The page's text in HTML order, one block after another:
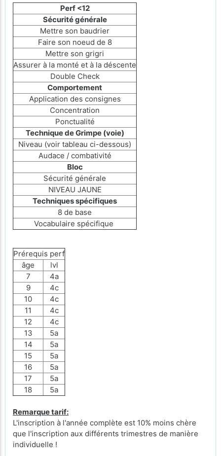
Perf <12
Sécurité générale
Mettre son baudrier
Faire son noeud de 8
Mettre son grigri
Assurer à la monté et à la déscente
Double Check
Comportement
Application des consignes
Concentration
Ponctualité
Technique de Grimpe (voie)
Niveau (voir tableau ci-dessous)
Audace / combativité
Bloc
Sécurité générale
NIVEAU JAUNE
Techniques spécifiques
8 de base
Vocabulaire spécifique
Prérequis perf
âge
lvl
7
4a
9
4c
10
4c
11
4c
12
4c
13
5a
14
5a
15
5a
16
5a
17
5a
18
5a
Remarque tarif:
L'inscription à l'année complète est 10% moins chère
que l'inscription aux différents trimestres de manière
individuelle !